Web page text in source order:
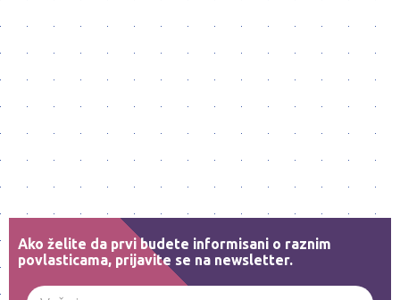
Ako želite da prvi budete informisani o raznim
povlasticama, prijavite se na newsletter.